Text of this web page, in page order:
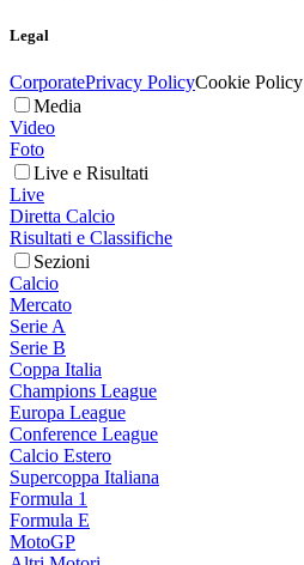
Legal
CorporatePrivacy PolicyCookie Policy
Media
Video
Foto
Live e Risultati
Live
Diretta Calcio
Risultati e Classifiche
Sezioni
Calcio
Mercato
Serie A
Serie B
Coppa Italia
Champions League
Europa League
Conference League
Calcio Estero
Supercoppa Italiana
Formula 1
Formula E
MotoGP